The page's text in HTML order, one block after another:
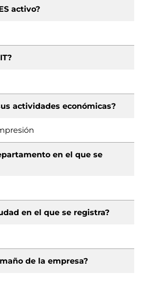
activo?
actividades económicas?
en el que se
en el que se registra?
de la empresa?